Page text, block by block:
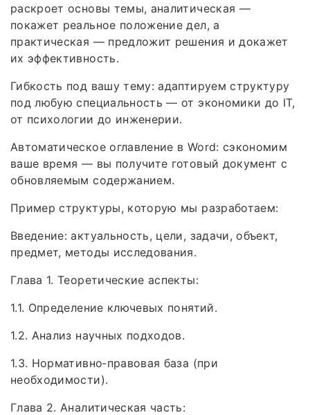
раскроет основы темы, аналитическая —
покажет реальное положение дел, а
практическая — предложит решения и докажет
их эффективность.
Гибкость под вашу тему: адаптируем структуру
под любую специальность — от экономики до IT,
от психологии до инженерии.
Автоматическое оглавление в Word: сэкономим
ваше время — вы получите готовый документ с
обновляемым содержанием.
Пример структуры, которую мы разработаем:
Введение: актуальность, цели, задачи, объект,
предмет, методы исследования.
Глава 1. Теоретические аспекты:
1.1. Определение ключевых понятий.
1.2. Анализ научных подходов.
1.3. Нормативно‑правовая база (при
необходимости).
Глава 2. Аналитическая часть: